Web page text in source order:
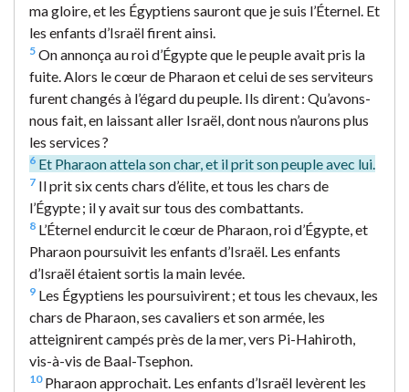
ma gloire, et les Égyptiens sauront que je suis l’Éternel. Et
les enfants d’Israël firent ainsi.
5 On annonça au roi d’Égypte que le peuple avait pris la
fuite. Alors le cœur de Pharaon et celui de ses serviteurs
furent changés à l’égard du peuple. Ils dirent : Qu’avons-
nous fait, en laissant aller Israël, dont nous n’aurons plus
les services ?
6 Et Pharaon attela son char, et il prit son peuple avec lui.
7 Il prit six cents chars d’élite, et tous les chars de
l’Égypte ; il y avait sur tous des combattants.
8 L’Éternel endurcit le cœur de Pharaon, roi d’Égypte, et
Pharaon poursuivit les enfants d’Israël. Les enfants
d’Israël étaient sortis la main levée.
9 Les Égyptiens les poursuivirent ; et tous les chevaux, les
chars de Pharaon, ses cavaliers et son armée, les
atteignirent campés près de la mer, vers Pi-Hahiroth,
vis-à-vis de Baal-Tsephon.
10Pharaon approchait. Les enfants d’Israël levèrent les